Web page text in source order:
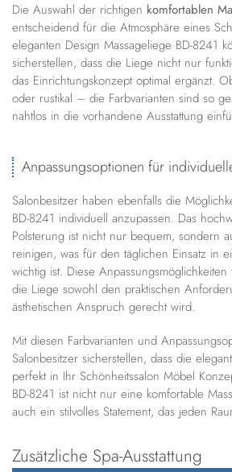
Die Auswahl der richtigen komfortablen
entscheidend für die Atmosphäre eines
eleganten Design Massageliege BD-8241
sicherstellen, dass die Liege nicht nur
das Einrichtungskonzept optimal ergänzt.
oder rustikal – die Farbvarianten sind so
nahtlos in die vorhandene Ausstattung
Anpassungsoptionen für
Salonbesitzer haben ebenfalls die
BD-8241 individuell anzupassen. Das
Polsterung ist nicht nur bequem, sondern
reinigen, was für den täglichen Einsatz in
wichtig ist. Diese
die Liege sowohl den praktischen
ästhetischen Anspruch gerecht wird.
Mit diesen Farbvarianten und
Salonbesitzer sicherstellen, dass die
perfekt in Ihr Schönheitssalon Möbel
BD-8241 ist nicht nur eine komfortable
auch ein stilvolles Statement, das jeden
Zusätzliche Spa-Ausstattung